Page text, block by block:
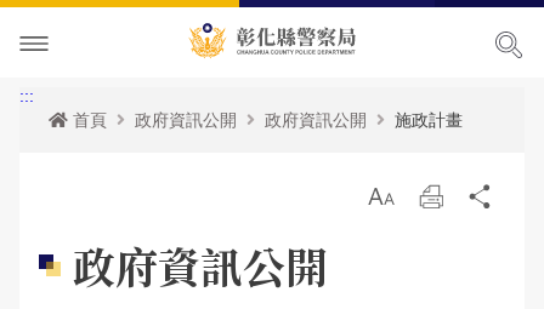
本局簡介
局長簡介
組織職掌
各項宣導
申辦服務
主題宣導
:::
首頁
政府資訊公開 政府資訊公開 施政計畫
放 列
政府資訊公開